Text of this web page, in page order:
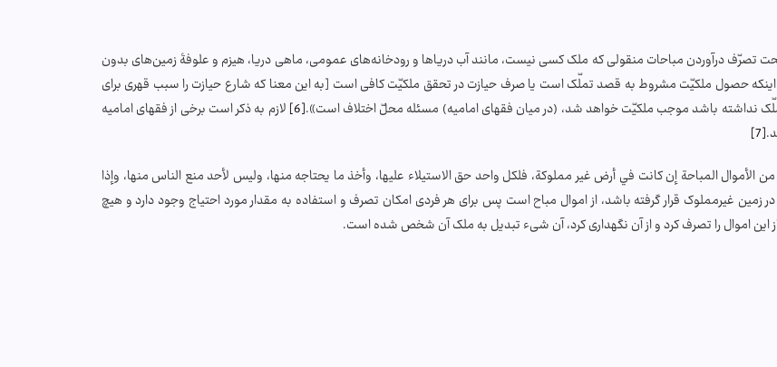
تحت تصرّف درآوردن مباحات منقولى كه ملک كسى نيست، مانند آب درياها و رودخانه‌هاى عمومى، ماهى دريا، هيزم و علوفۀ زمين‌هاى بدون
حصول ملكيّت مشروط به قصد تملّک است يا صرف حيازت در تحقق ملكيّت كافى است [به اين معنا كه شارع حيازت را سبب قهرى براى
نداشته باشد موجب ملكيّت خواهد شد، (در میان فقهای امامیه) مسئله محلّ‌ اختلاف است».[6]
لازم به ذکر است برخی از فقهای امامیه
[7]
المباحة إن كانت في أرض غير مملوكة، فلكل واحد حق الاستيلاء عليها، وأخذ ما يحتاجه منها، وليس لأحد منع الناس منها، وإذا
در زمین غیرمملوک قرار گرفته باشد، از اموال مباح است پس برای هر فردی امکان تصرف و استفاده به مقدار مورد احتیاج وجود دارد و هیچ
این اموال را تصرف کرد و از آن نگهداری کرد، آن شیء تبدیل به ملک آن شخص شده است.